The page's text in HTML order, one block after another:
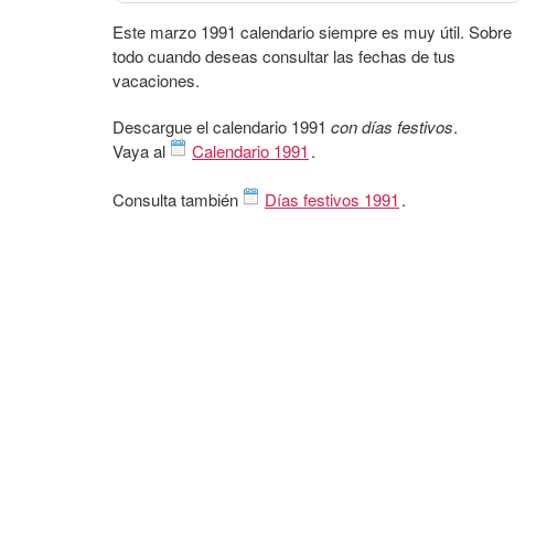
Este marzo 1991 calendario siempre es muy útil. Sobre
todo cuando deseas consultar las fechas de tus
vacaciones.
Descargue el calendario 1991 con días festivos.
Vaya al
Calendario 1991 .
Consulta también Días festivos 1991 .